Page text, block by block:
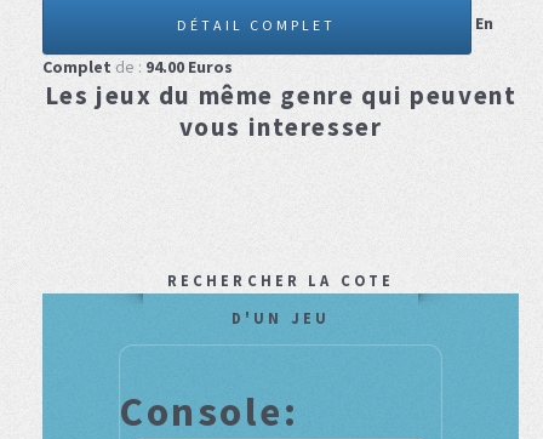
DÉTAIL COMPLET
En
Complet de : 94.00 Euros
Les jeux du même genre qui peuvent
vous interesser
RECHERCHER LA COTE
D'UN JEU
Console: